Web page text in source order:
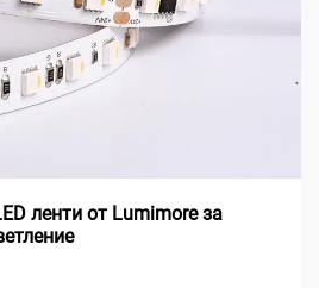
ленти от Lumimore за